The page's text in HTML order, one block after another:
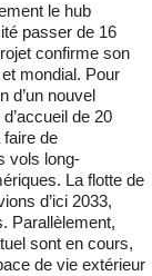
le hub
passer de 16
confirme son
mondial. Pour
d’un nouvel
de 20
de
vols long-
La flotte de
d’ici 2033,
Parallèlement,
sont en cours,
de vie extérieur